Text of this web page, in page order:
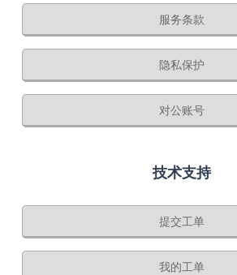
服务条款
隐私保护
对公账号
技术支持
提交工单
我的工单